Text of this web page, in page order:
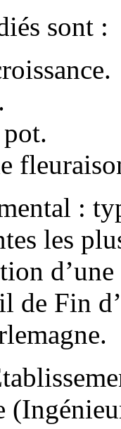
sont :
:
les
d’une
de Fin